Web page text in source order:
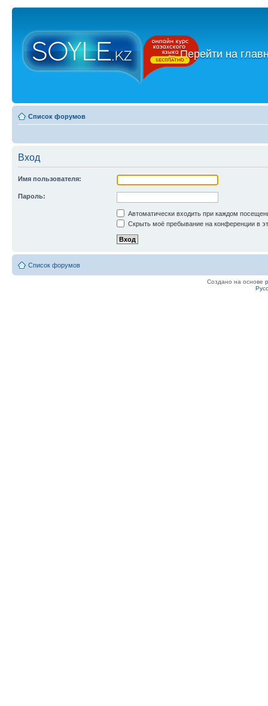
←Перейти на
Список форумов
Вход
Имя пользователя:
Пароль:
Автоматически входить при каждом
Скрыть моё пребывание на конференции в
Список форумов
Создано на основе